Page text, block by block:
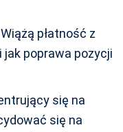
Wiążą płatność z
poprawa pozycji
się na
się na